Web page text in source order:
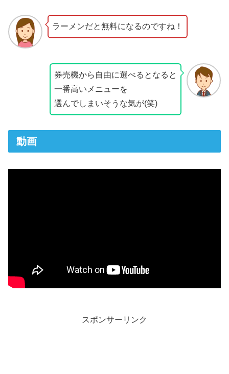
ラーメンだと無料になるのですね！
券売機から自由に選べるとなると
一番高いメニューを
選んでしまいそうな気が(笑)
動画
スポンサーリンク